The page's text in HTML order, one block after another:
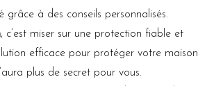
grâce à des conseils personnalisés.
, c’est miser sur une protection fiable et
efficace pour protéger votre maison
plus de secret pour vous.